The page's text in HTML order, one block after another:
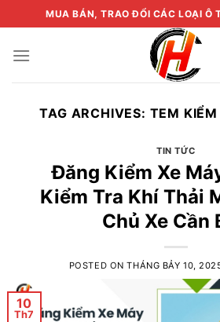
to
content
MUA BÁN, TRAO ĐỔI CÁC LOẠI Ô
TAG ARCHIVES: TEM
TIN TỨC
Đăng Kiểm Xe
Kiểm Tra Khí Thải
Chủ Xe Cần
POSTED ONTHÁNG BẢY 10,
10
Th7